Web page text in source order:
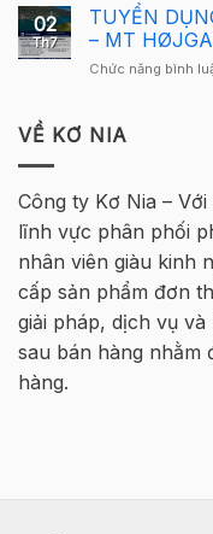
02
Th7
TUYỂN
– MT
Chức năng bình
VỀ KƠ NIA
Công ty Kơ Nia –
lĩnh vực phân phối
nhân viên giàu kinh
cấp sản phẩm đơn
giải pháp, dịch vụ
sau bán hàng nhằm
hàng.